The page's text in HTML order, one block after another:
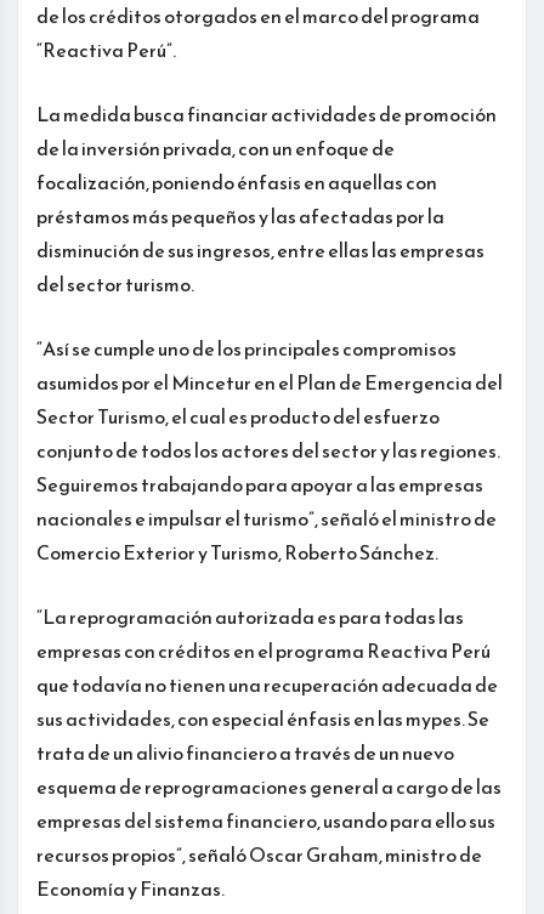
de los créditos otorgados en el marco del programa
“Reactiva Perú”.
La medida busca financiar actividades de promoción
de la inversión privada, con un enfoque de
focalización, poniendo énfasis en aquellas con
préstamos más pequeños y las afectadas por la
disminución de sus ingresos, entre ellas las empresas
del sector turismo.
“Así se cumple uno de los principales compromisos
asumidos por el Mincetur en el Plan de Emergencia del
Sector Turismo, el cual es producto del esfuerzo
conjunto de todos los actores del sector y las regiones.
Seguiremos trabajando para apoyar a las empresas
nacionales e impulsar el turismo”, señaló el ministro de
Comercio Exterior y Turismo, Roberto Sánchez.
“La reprogramación autorizada es para todas las
empresas con créditos en el programa Reactiva Perú
que todavía no tienen una recuperación adecuada de
sus actividades, con especial énfasis en las mypes. Se
trata de un alivio financiero a través de un nuevo
esquema de reprogramaciones general a cargo de las
empresas del sistema financiero, usando para ello sus
recursos propios”, señaló Oscar Graham, ministro de
Economía y Finanzas.